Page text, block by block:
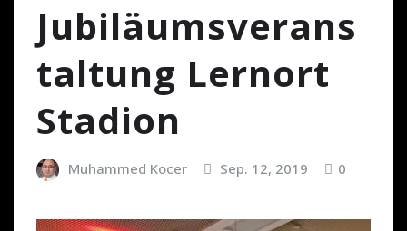
Jubiläumsverans
taltung Lernort
Stadion
Muhammed Kocer Sep. 12, 2019 0